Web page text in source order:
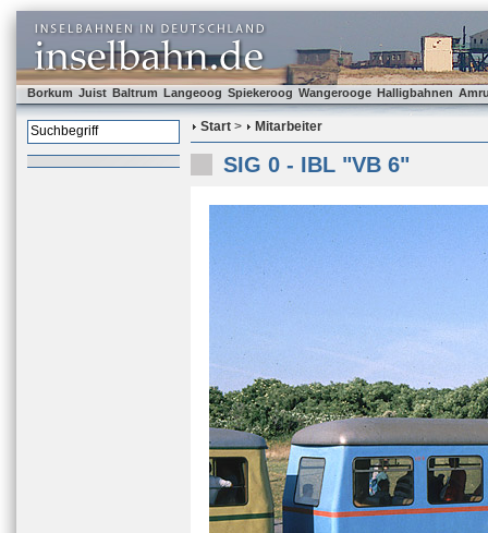
Borkum Juist Baltrum Langeoog Spiekeroog Wangerooge Halligbahnen
Start > Mitarbeiter
SIG 0 - IBL "VB 6"